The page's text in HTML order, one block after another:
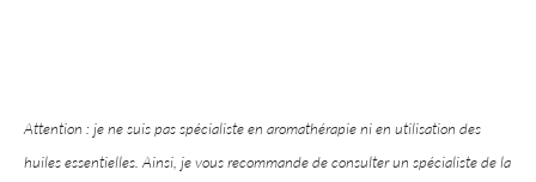
Attention : je ne suis pas spécialiste en aromathérapie ni en utilisation des
huiles essentielles. Ainsi, je vous recommande de consulter un spécialiste de la